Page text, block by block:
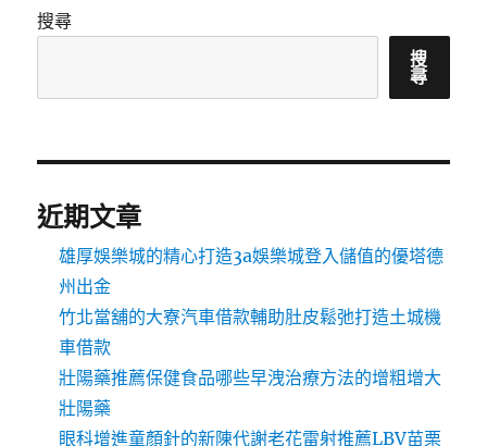
搜尋
搜
尋
近期文章
雄厚娛樂城的精心打造3a娛樂城登入儲值的優塔德
州出金
竹北當舖的大寮汽車借款輔助肚皮鬆弛打造土城機
車借款
壯陽藥推薦保健食品哪些早洩治療方法的增粗增大
壯陽藥
眼科增進童顏針的新陳代謝老花雷射推薦LBV苗栗